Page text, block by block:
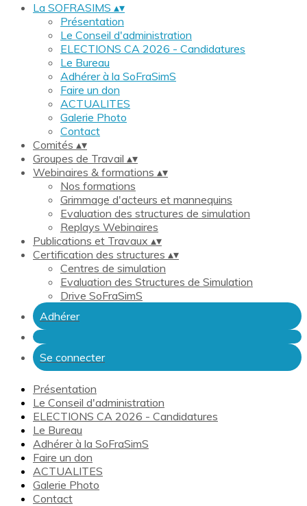
La SOFRASIMS ▴▾
Présentation
Le Conseil d'administration
ELECTIONS CA 2026 - Candidatures
Le Bureau
Adhérer à la SoFraSimS
Faire un don
ACTUALITES
Galerie Photo
Contact
Comités ▴▾
Groupes de Travail ▴▾
Webinaires & formations ▴▾
Nos formations
Grimmage d'acteurs et mannequins
Evaluation des structures de simulation
Replays Webinaires
Publications et Travaux ▴▾
Certification des structures ▴▾
Centres de simulation
Evaluation des Structures de Simulation
Drive SoFraSimS
Adhérer
Se connecter
Présentation
Le Conseil d'administration
ELECTIONS CA 2026 - Candidatures
Le Bureau
Adhérer à la SoFraSimS
Faire un don
ACTUALITES
Galerie Photo
Contact